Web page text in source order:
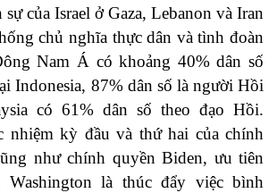
của Israel ở Gaza, Lebanon và Iran
chủ nghĩa thực dân và tình đoàn
Nam Á có khoảng 40% dân số
Indonesia, 87% dân số là người Hồi
có 61% dân số theo đạo Hồi.
nhiệm kỳ đầu và thứ hai của chính
như chính quyền Biden, ưu tiên
Washington là thúc đẩy việc bình